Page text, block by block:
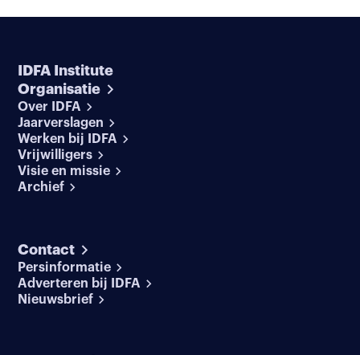
IDFA Institute
Organisatie
Over IDFA
Jaarverslagen
Werken bij IDFA
Vrijwilligers
Visie en missie
Archief
Contact
Persinformatie
Adverteren bij IDFA
Nieuwsbrief